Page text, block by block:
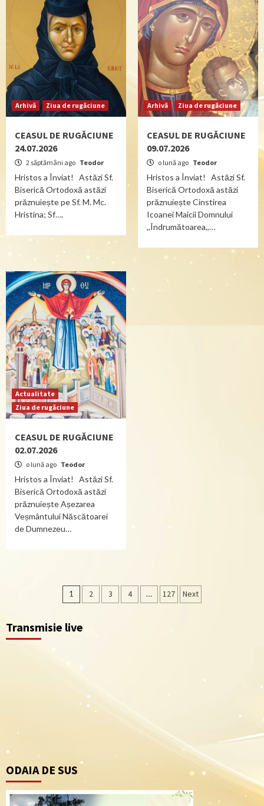
Arhivă Ziua de rugăciune
CEASUL DE RUGĂCIUNE
24.07.2026
2 săptămâni ago Teodor
Hristos a Înviat! Astăzi Sf.
Biserică Ortodoxă astăzi
prăznuiește pe Sf. M. Mc.
Hristina; Sf….
Arhivă Ziua de rugăciune
CEASUL DE RUGĂCIUNE
09.07.2026
o lună ago Teodor
Hristos a Înviat! Astăzi Sf.
Biserică Ortodoxă astăzi
prăznuiește Cinstirea
Icoanei Maicii Domnului
,,Îndrumătoarea,,…
Actualitate
Ziua de rugăciune
CEASUL DE RUGĂCIUNE
02.07.2026
o lună ago Teodor
Hristos a Înviat! Astăzi Sf.
Biserică Ortodoxă astăzi
prăznuiește Așezarea
Veșmântului Născătoarei
de Dumnezeu…
Navigare
articole
1 2 3 4 … 127 Next
Transmisie live
ODAIA DE SUS